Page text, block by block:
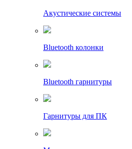
Акустические системы
Bluetooth колонки
Bluetooth гарнитуры
Гарнитуры для ПК